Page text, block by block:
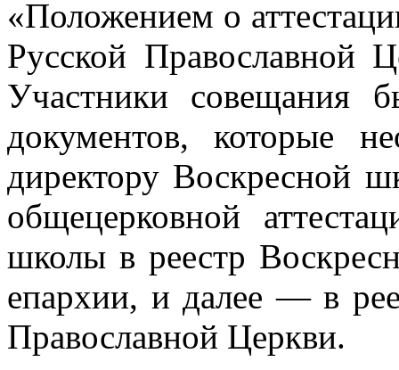
«Положением о
Русской Православной
Участники совещания
документов, которые
директору Воскресной
общецерковной
школы в реестр
епархии, и далее — в
Православной Церкви.